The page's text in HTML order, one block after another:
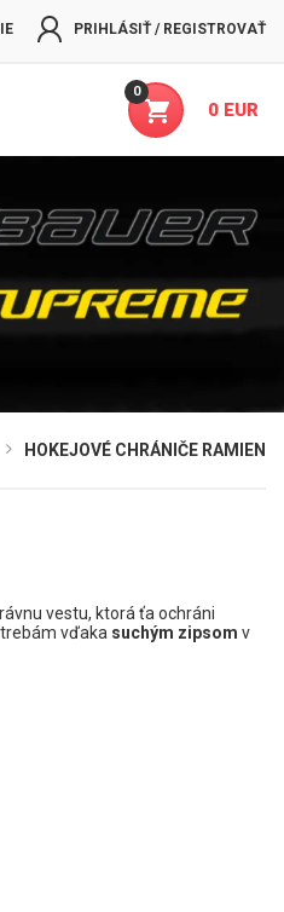
PRIHLÁSIŤ / REGISTROVAŤ
0
0 EUR
HOKEJOVÉ CHRÁNIČE RAMIEN
vestu, ktorá ťa ochráni
vďaka suchým zipsom v